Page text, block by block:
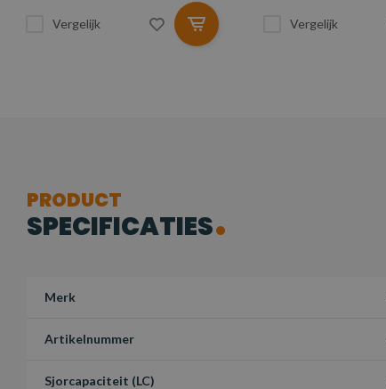
Vergelijk Vergelijk
PRODUCT
SPECIFICATIES
Merk
Artikelnummer
Sjorcapaciteit (LC)